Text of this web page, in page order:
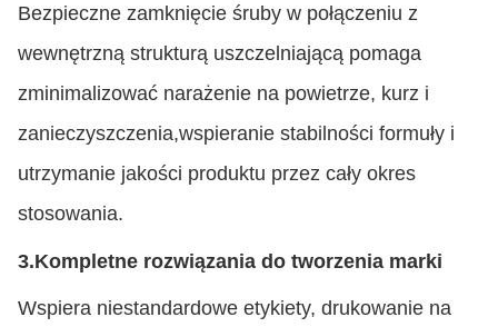
Bezpieczne zamknięcie śruby w połączeniu z
wewnętrzną strukturą uszczelniającą pomaga
zminimalizować narażenie na powietrze, kurz i
zanieczyszczenia,wspieranie stabilności formuły i
utrzymanie jakości produktu przez cały okres
stosowania.
3.Kompletne rozwiązania do tworzenia marki
Wspiera niestandardowe etykiety, drukowanie na